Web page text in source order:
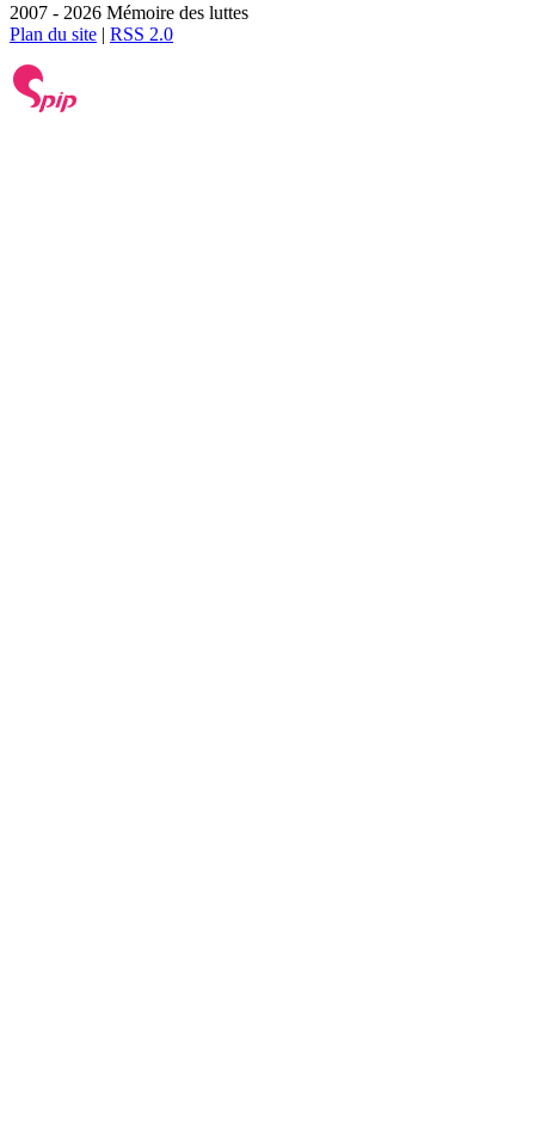
2007 - 2026 Mémoire des luttes
Plan du site | RSS 2.0